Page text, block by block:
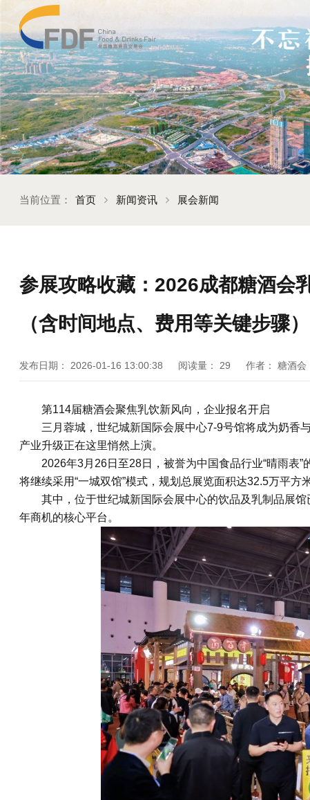
当前位置： 首页 新闻资讯 展会新闻
参展攻略收藏：2026成都糖酒会
（含时间地点、费用等关键步骤）
发布日期： 2026-01-16 13:00:38 阅读量： 29 作者： 糖酒会
第114届糖酒会聚焦乳饮新风向，企业报名开启
三月蓉城，世纪城新国际会展中心7-9号馆将成为奶香
产业升级正在这里悄然上演。
2026年3月26日至28日，被誉为中国食品行业“晴雨表”
将继续采用“一城双馆”模式，规划总展览面积达32.5万平方米
其中，位于世纪城新国际会展中心的饮品及乳制品展
年商机的核心平台。